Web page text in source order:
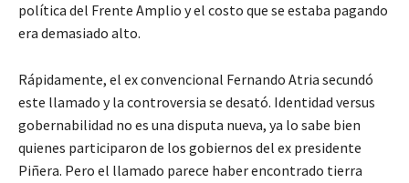
política del Frente Amplio y el costo que se estaba pagando
era demasiado alto.
Rápidamente, el ex convencional Fernando Atria secundó
este llamado y la controversia se desató. Identidad versus
gobernabilidad no es una disputa nueva, ya lo sabe bien
quienes participaron de los gobiernos del ex presidente
Piñera. Pero el llamado parece haber encontrado tierra